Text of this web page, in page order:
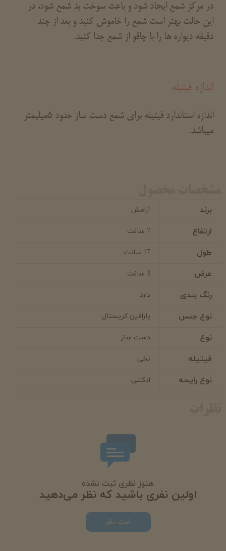
در مرکز شمع ایجاد شود و باعث سوخت بد شمع شود، در
این حالت بهتر است شمع را خاموش کنید و بعد از چند
دقیقه دیواره ها را با چاقو از شمع جدا کنید.
اندازه فیتیله
اندازه استاندارد فیتیله برای شمع دست ساز حدود 5میلیمتر
میباشد.
برند آرامش
ارتفاع 7 سانت
طول 17 سانت
عرض 3 سانت
رنگ بندی دارد
نوع جنس پارافین کریستال
نوع دست ساز
فیتیله نخی
نوع رایحه ادکلنی
هنوز نظری ثبت نشده
اولین نفری باشید که نظر می‌دهید
ثبت نظر